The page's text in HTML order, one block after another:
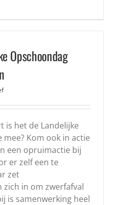
Opschoondag
is het de Landelijke
mee? Kom ook in actie
een opruimactie bij
er zelf een te
zet
in om zwerfafval
is samenwerking heel